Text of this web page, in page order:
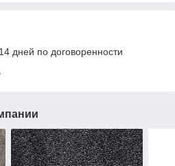
дней по договоренности